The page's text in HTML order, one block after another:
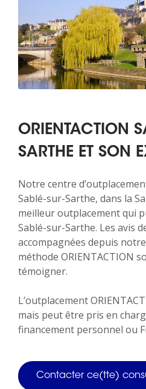
ORIENTACTION
SARTHE ET SON
Notre centre
Sablé-sur-Sarthe, dans la
meilleur outplacement qui
Sablé-sur-Sarthe. Les avis
accompagnées depuis
méthode ORIENTACTION
témoigner.
L’outplacement
mais peut être pris en
financement personnel ou
Contacter ce(tte)